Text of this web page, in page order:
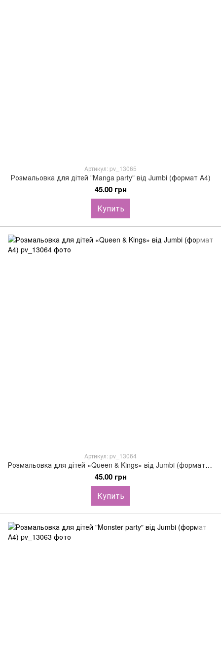
Артикул: pv_13065
Розмальовка для дітей "Manga party" від Jumbi (формат А4)
45.00 грн
Купить
Артикул: pv_13064
Розмальовка для дітей «Queen & Kings» від Jumbi (формат А4)
45.00 грн
Купить